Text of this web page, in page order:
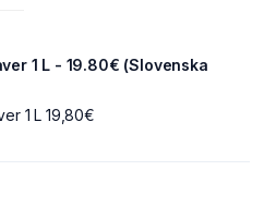
1 L - 19.80€ (Slovenska
1 L 19,80€